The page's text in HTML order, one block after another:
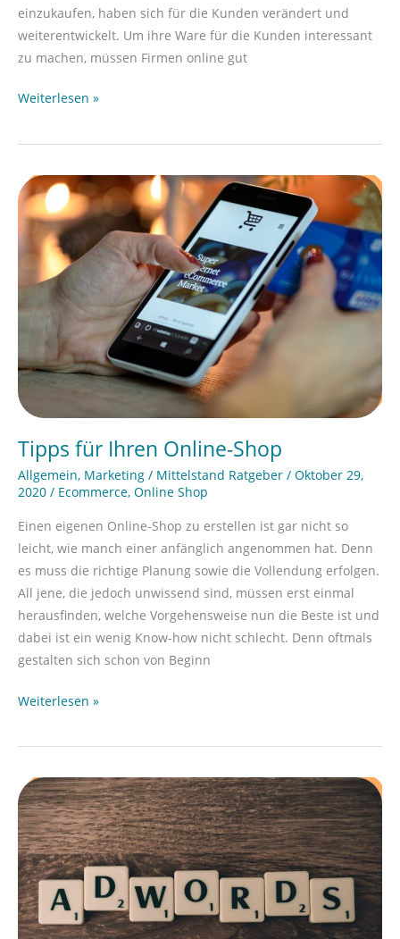
einzukaufen, haben sich für die Kunden verändert und
weiterentwickelt. Um ihre Ware für die Kunden interessant
zu machen, müssen Firmen online gut
Weiterlesen »
Tipps für Ihren Online-Shop
Allgemein, Marketing / Mittelstand Ratgeber / Oktober 29,
2020 / Ecommerce, Online Shop
Einen eigenen Online-Shop zu erstellen ist gar nicht so
leicht, wie manch einer anfänglich angenommen hat. Denn
es muss die richtige Planung sowie die Vollendung erfolgen.
All jene, die jedoch unwissend sind, müssen erst einmal
herausfinden, welche Vorgehensweise nun die Beste ist und
dabei ist ein wenig Know-how nicht schlecht. Denn oftmals
gestalten sich schon von Beginn
Tipps
für
Ihren
Online-
Weiterlesen »
Gezielt
werben
mit
Google
Adwords